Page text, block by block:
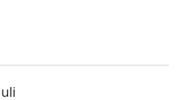
Globuli